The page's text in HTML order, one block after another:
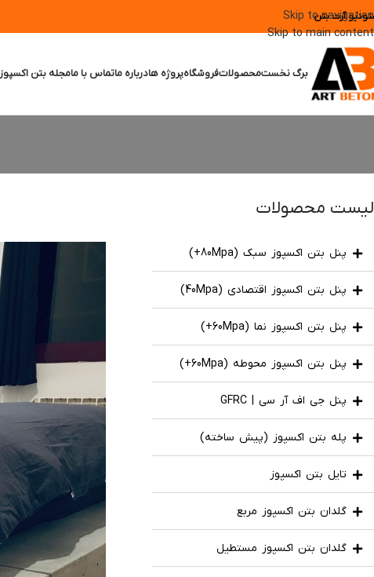
Skip to navigation
Skip to main content
آرت بتن
برگ نخستمحصولاتفروشگاهپروژه هادرباره ماتماس با مامجله بتن اکسپوز
لیست محصولات
پنل بتن اکسپوز سبک (80Mpa+)
پنل بتن اکسپوز اقتصادی (40Mpa)
پنل بتن اکسپوز نما (60Mpa+)
پنل بتن اکسپوز محوطه (60Mpa+)
پنل جی اف آر سی | GFRC
پله بتن اکسپوز (پیش ساخته)
تایل بتن اکسپوز
گلدان بتن اکسپوز مربع
گلدان بتن اکسپوز مستطیل